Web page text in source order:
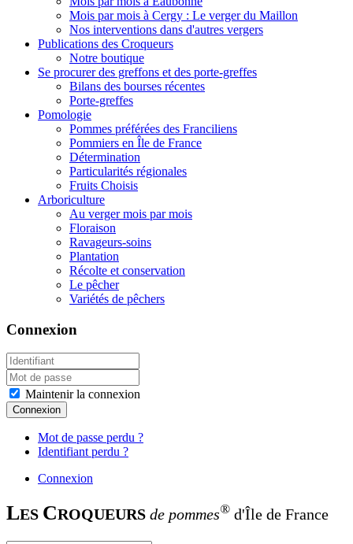
Mois par mois à Cergy : Le verger du Maillon
Nos interventions dans d'autres vergers
Publications des Croqueurs
Notre boutique
Se procurer des greffons et des porte-greffes
Bilans des bourses récentes
Porte-greffes
Pomologie
Pommes préférées des Franciliens
Pommiers en Île de France
Détermination
Particularités régionales
Fruits Choisis
Arboriculture
Au verger mois par mois
Floraison
Ravageurs-soins
Plantation
Récolte et conservation
Le pêcher
Variétés de pêchers
Connexion
Maintenir la connexion
Connexion
Mot de passe perdu ?
Identifiant perdu ?
Connexion
LES CROQUEURS de pommes® d'Île de France